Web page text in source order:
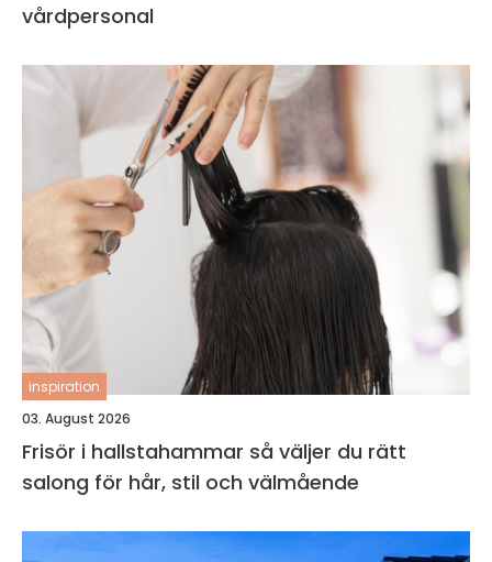
vårdpersonal
inspiration
03. August 2026
Frisör i hallstahammar så väljer du rätt
salong för hår, stil och välmående